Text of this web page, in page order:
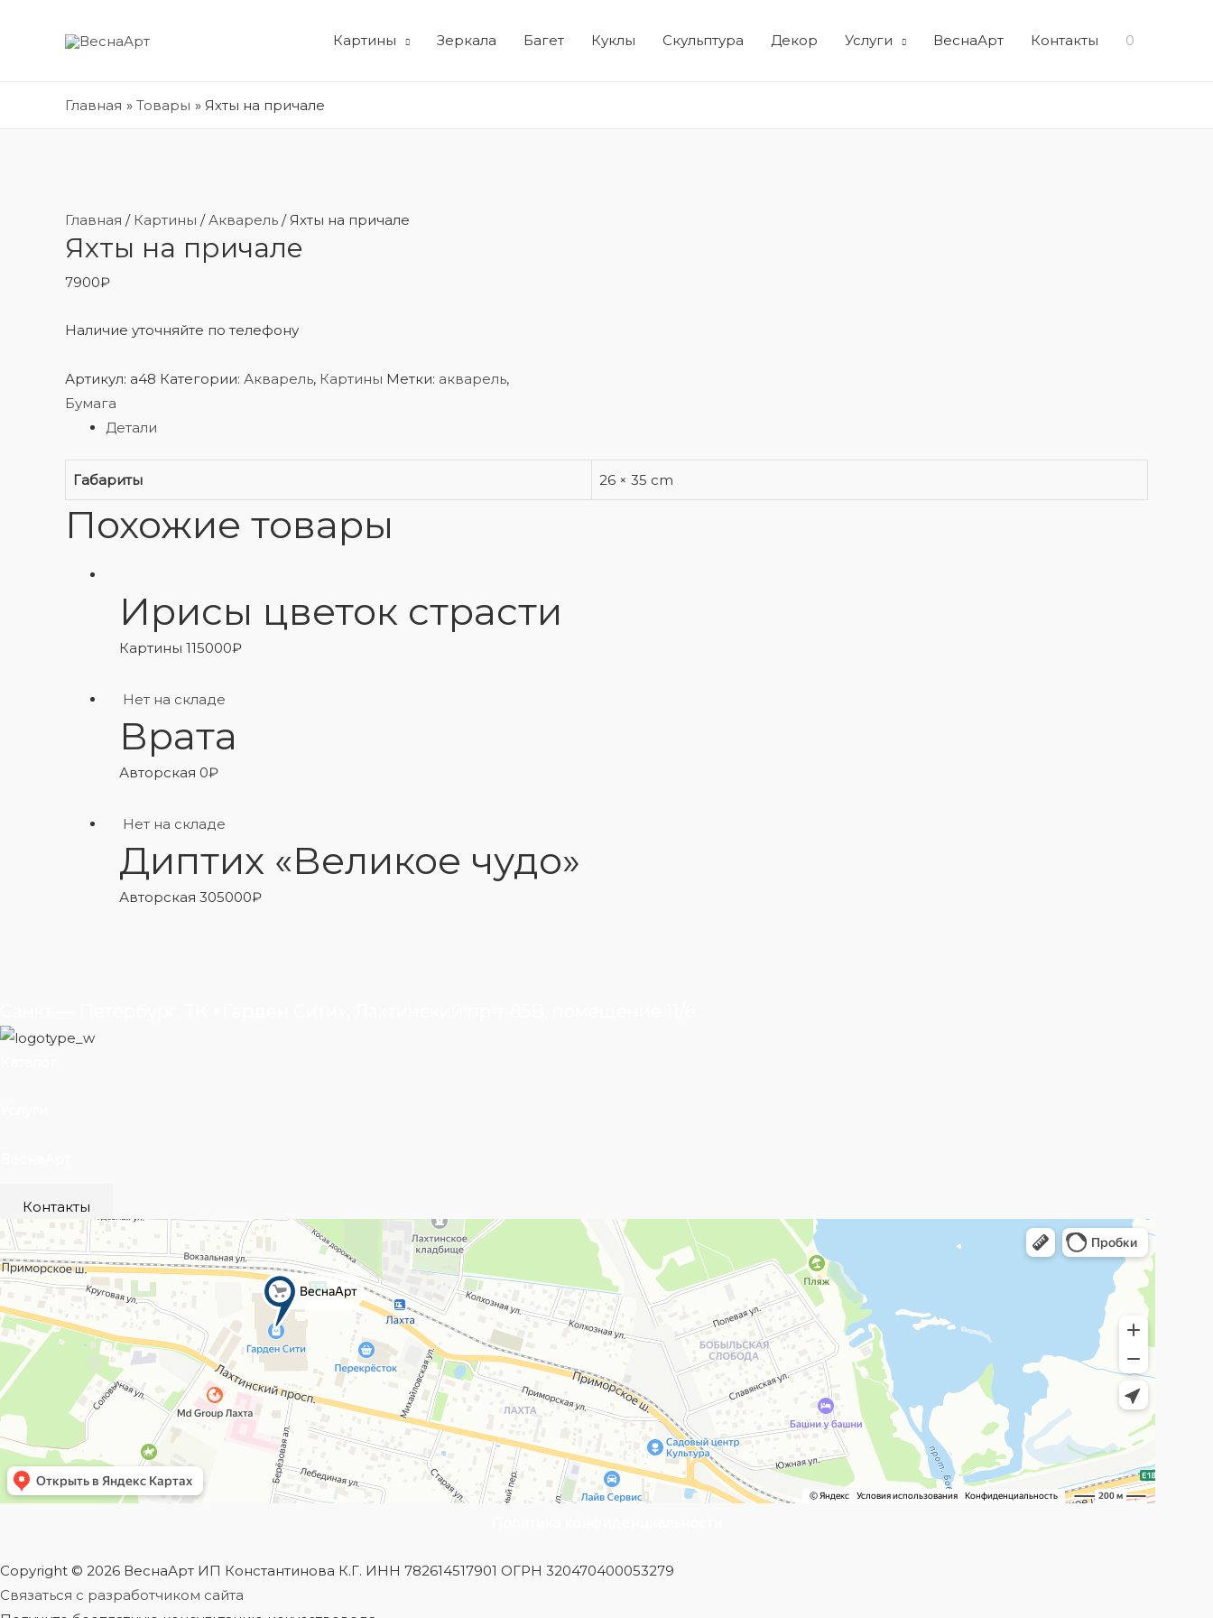
Картины Зеркала Багет Куклы Скульптура Декор Услуги ВеснаАрт Контакты 0
Главная Товары Яхты на причале
Главная / Картины /Акварель / Яхты на причале
Яхты на причале
7900₽
Наличие уточняйте по телефону
Артикул: a48 Категории: Акварель, Картины Метки: акварель,
Бумага
Детали
Габариты 26 × 35 cm
Похожие товары
Ирисы цветок страсти
Картины 115000₽
Нет на складе
Врата
Авторская 0₽
Нет на складе
Диптих «Великое чудо»
Авторская 305000₽
Контакты
Copyright © 2026 ВеснаАрт ИП Константинова К.Г. ИНН 782614517901 ОГРН 320470400053279
Связаться с разработчиком сайта